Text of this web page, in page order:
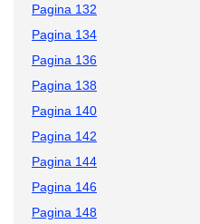
Pagina 132
Pagina 134
Pagina 136
Pagina 138
Pagina 140
Pagina 142
Pagina 144
Pagina 146
Pagina 148